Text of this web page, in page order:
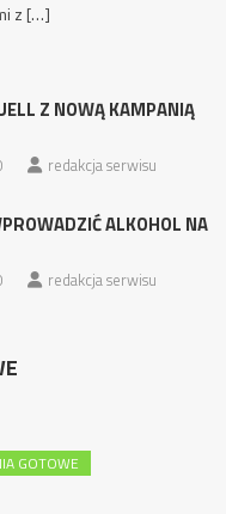
z […]
Z NOWĄ KAMPANIĄ
redakcja serwisu
ALKOHOL NA
redakcja serwisu
GOTOWE